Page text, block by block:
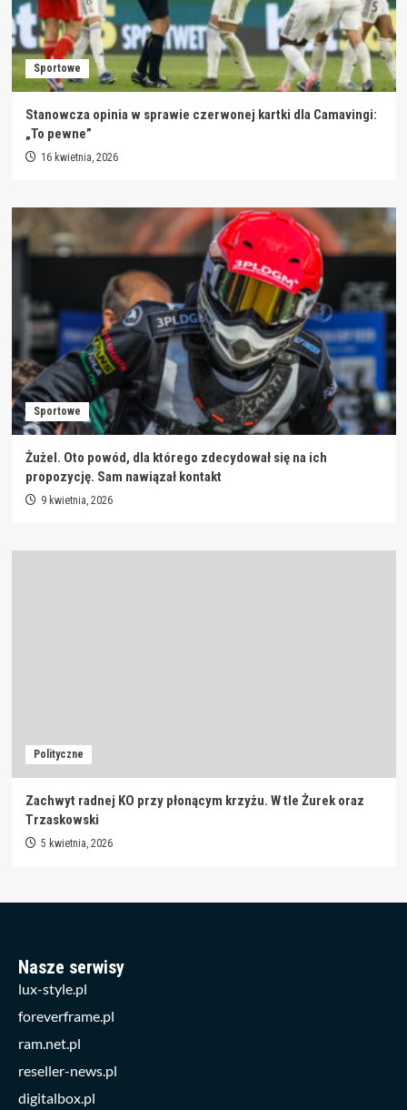
Sportowe
Stanowcza opinia w sprawie czerwonej kartki dla Camavingi:
„To pewne”
16 kwietnia, 2026
Sportowe
Żużel. Oto powód, dla którego zdecydował się na ich
propozycję. Sam nawiązał kontakt
9 kwietnia, 2026
Polityczne
Zachwyt radnej KO przy płonącym krzyżu. W tle Żurek oraz
Trzaskowski
5 kwietnia, 2026
Nasze serwisy
lux-style.pl
foreverframe.pl
ram.net.pl
reseller-news.pl
digitalbox.pl